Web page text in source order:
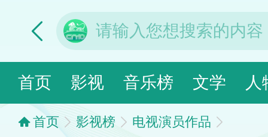
首页 影视 音乐榜 文学 人
首页 影视榜 电视演员作品